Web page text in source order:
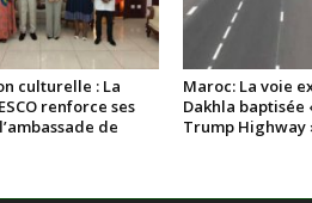
culturelle : La
renforce ses
de
Maroc: La voie
Dakhla baptisée
Trump Highway